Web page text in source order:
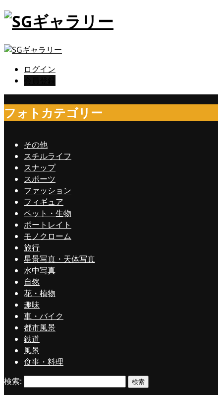
ログイン
フォトカテゴリー
その他
スチルライフ
スナップ
スポーツ
ファッション
フィギュア
ペット・生物
ポートレイト
モノクローム
旅行
星景写真・天体写真
水中写真
自然
花・植物
趣味
車・バイク
都市風景
鉄道
風景
食事・料理
検索: